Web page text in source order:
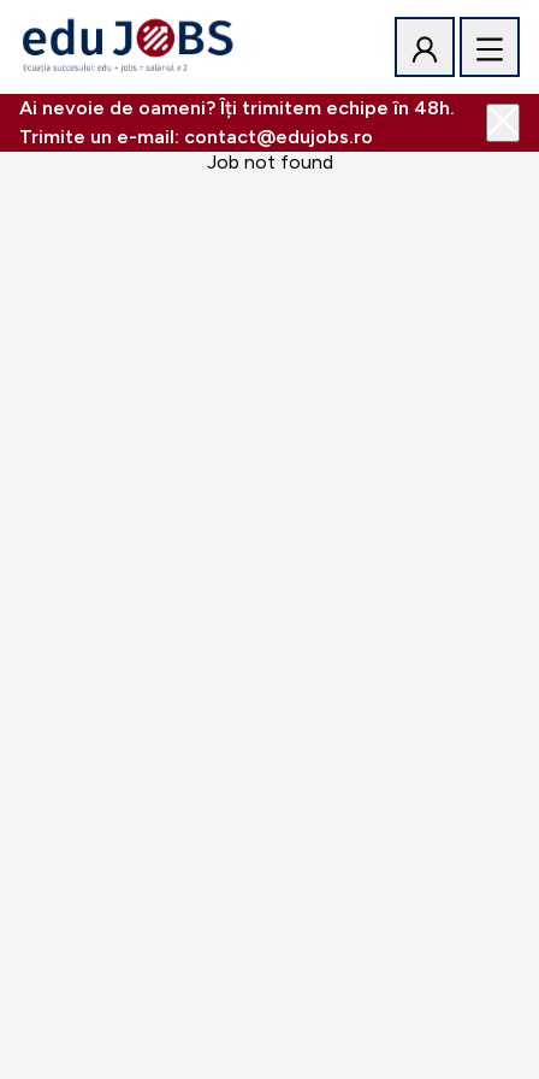
Ai nevoie de oameni? Îți trimitem echipe în 48h.
Trimite un e-mail: contact@edujobs.ro
Job not found